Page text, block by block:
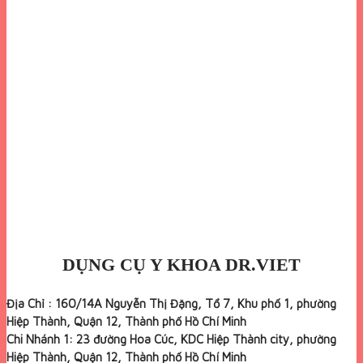
DỤNG CỤ Y KHOA DR.VIET
Địa Chỉ : 160/14A Nguyễn Thị Đặng, Tổ 7, Khu phố 1, phường
Hiệp Thành, Quận 12, Thành phố Hồ Chí Minh
Chi Nhánh 1: 23 đường Hoa Cúc, KDC Hiệp Thành city, phường
Hiệp Thành, Quận 12, Thành phố Hồ Chí Minh